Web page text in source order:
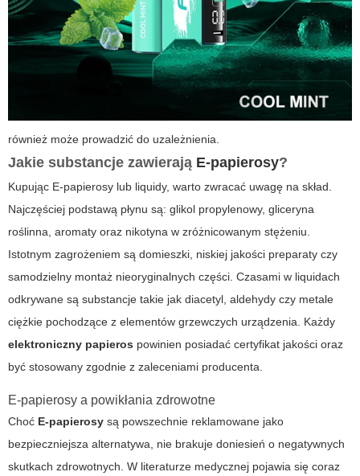
również może prowadzić do uzależnienia.
Jakie substancje zawierają E-papierosy?
Kupując E-papierosy lub liquidy, warto zwracać uwagę na skład.
Najczęściej podstawą płynu są: glikol propylenowy, gliceryna
roślinna, aromaty oraz nikotyna w zróżnicowanym stężeniu.
Istotnym zagrożeniem są domieszki, niskiej jakości preparaty czy
samodzielny montaż nieoryginalnych części. Czasami w liquidach
odkrywane są substancje takie jak diacetyl, aldehydy czy metale
ciężkie pochodzące z elementów grzewczych urządzenia. Każdy
elektroniczny papieros powinien posiadać certyfikat jakości oraz
być stosowany zgodnie z zaleceniami producenta.
E-papierosy a powikłania zdrowotne
Choć E-papierosy są powszechnie reklamowane jako
bezpieczniejsza alternatywa, nie brakuje doniesień o negatywnych
skutkach zdrowotnych. W literaturze medycznej pojawia się coraz